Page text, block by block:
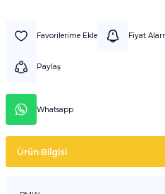
Fiyat
Paylaş
Whatsapp
Ürün Bilgisi